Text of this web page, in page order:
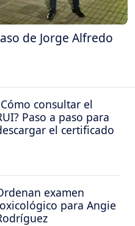
de Jorge Alfredo
consultar el
Paso a paso para
el certificado
examen
para Angie